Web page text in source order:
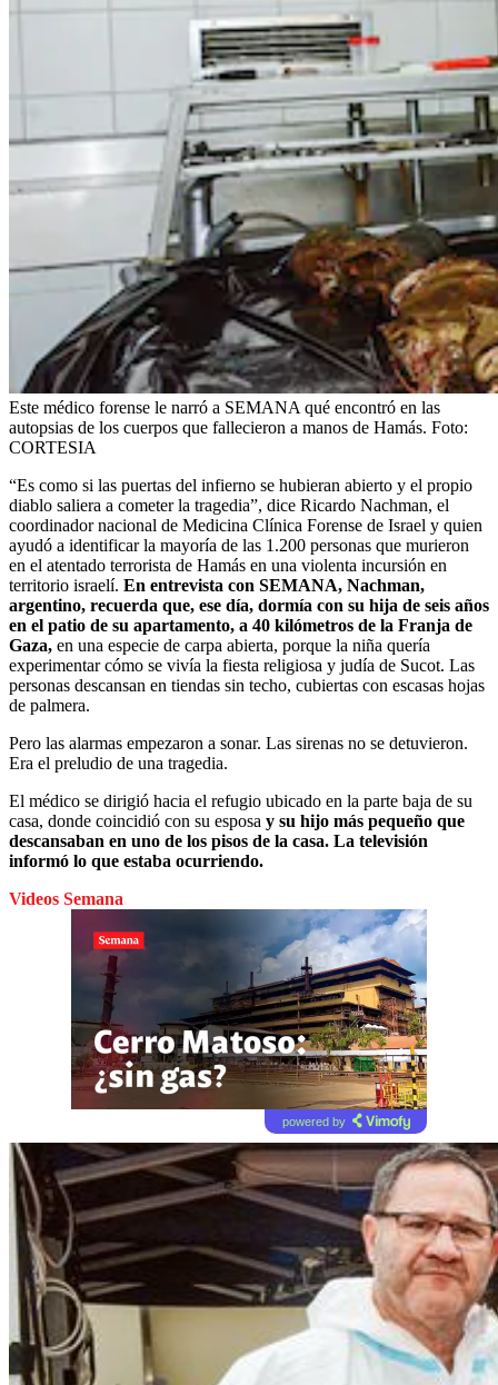
Este médico forense le narró a SEMANA qué encontró en las
autopsias de los cuerpos que fallecieron a manos de Hamás. Foto:
CORTESIA
“Es como si las puertas del infierno se hubieran abierto y el propio
diablo saliera a cometer la tragedia”, dice Ricardo Nachman, el
coordinador nacional de Medicina Clínica Forense de Israel y quien
ayudó a identificar la mayoría de las 1.200 personas que murieron
en el atentado terrorista de Hamás en una violenta incursión en
territorio israelí. En entrevista con SEMANA, Nachman,
argentino, recuerda que, ese día, dormía con su hija de seis años
en el patio de su apartamento, a 40 kilómetros de la Franja de
Gaza, en una especie de carpa abierta, porque la niña quería
experimentar cómo se vivía la fiesta religiosa y judía de Sucot. Las
personas descansan en tiendas sin techo, cubiertas con escasas hojas
de palmera.
Pero las alarmas empezaron a sonar. Las sirenas no se detuvieron.
Era el preludio de una tragedia.
El médico se dirigió hacia el refugio ubicado en la parte baja de su
casa, donde coincidió con su esposa y su hijo más pequeño que
descansaban en uno de los pisos de la casa. La televisión
informó lo que estaba ocurriendo.
Videos Semana
powered by